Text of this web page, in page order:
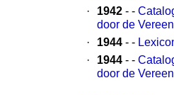
·
1942 - -
door de
·
1944 - -
·
1944 - -
door de